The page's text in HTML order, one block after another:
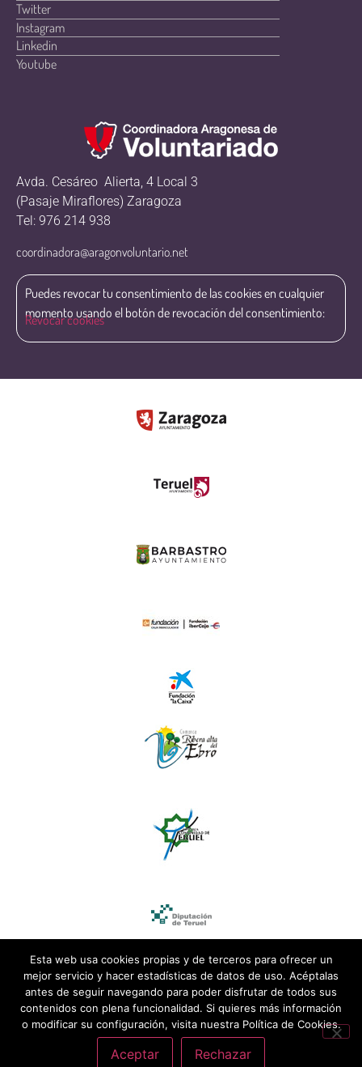
Twitter
Instagram
Linkedin
Youtube
Avda. Cesáreo Alierta, 4 Local 3
(Pasaje Miraflores) Zaragoza
Tel: 976 214 938
coordinadora@aragonvoluntario.net
Puedes revocar tu consentimiento de las cookies en cualquier
momento usando el botón de revocación del consentimiento:
Revocar cookies
Esta web usa cookies propias y de terceros para ofrecer un
mejor servicio y hacer estadísticas de datos de uso. Acéptalas
antes de seguir navegando para poder disfrutar de todos sus
contenidos con plena funcionalidad. Si quieres más información
o modificar su configuración, visita nuestra Política de Cookies.
Aceptar Rechazar